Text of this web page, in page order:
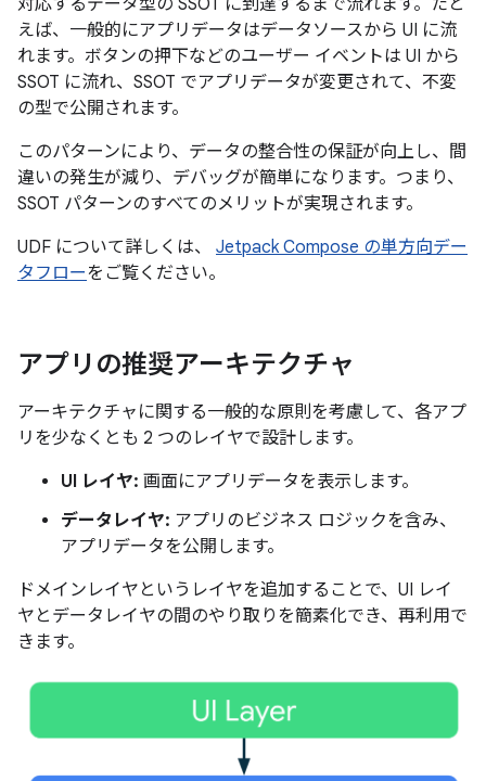
対応するデータ型の SSOT に到達するまで流れます。たと
えば、一般的にアプリデータはデータソースから UI に流
れます。ボタンの押下などのユーザー イベントは UI から
SSOT に流れ、SSOT でアプリデータが変更されて、不変
の型で公開されます。
このパターンにより、データの整合性の保証が向上し、間
違いの発生が減り、デバッグが簡単になります。つまり、
SSOT パターンのすべてのメリットが実現されます。
UDF について詳しくは、 Jetpack Compose の単方向デー
タフローをご覧ください。
アプリの推奨アーキテクチャ
アーキテクチャに関する一般的な原則を考慮して、各アプ
リを少なくとも 2 つのレイヤで設計します。
UI レイヤ: 画面にアプリデータを表示します。
データレイヤ: アプリのビジネス ロジックを含み、
アプリデータを公開します。
ドメインレイヤというレイヤを追加することで、UI レイ
ヤとデータレイヤの間のやり取りを簡素化でき、再利用で
きます。